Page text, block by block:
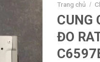
Trang chủ /
CUNG
ĐO